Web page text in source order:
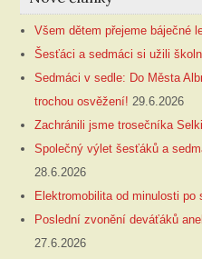
Všem dětem přejeme báječné
Šesťáci a sedmáci si užili
Sedmáci v sedle: Do Města
trochou osvěžení! 29.6.2026
Zachránili jsme trosečníka
Společný výlet šesťáků a
28.6.2026
Elektromobilita od minulosti po
Poslední zvonění deváťáků
27.6.2026